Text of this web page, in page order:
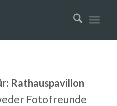
Rathauspavillon
Fotofreunde